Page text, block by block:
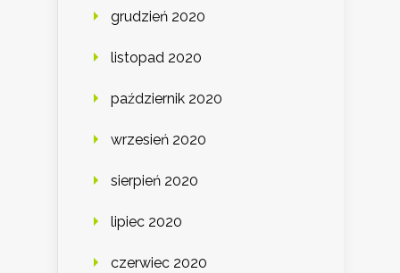
grudzień 2020
listopad 2020
październik 2020
wrzesień 2020
sierpień 2020
lipiec 2020
czerwiec 2020